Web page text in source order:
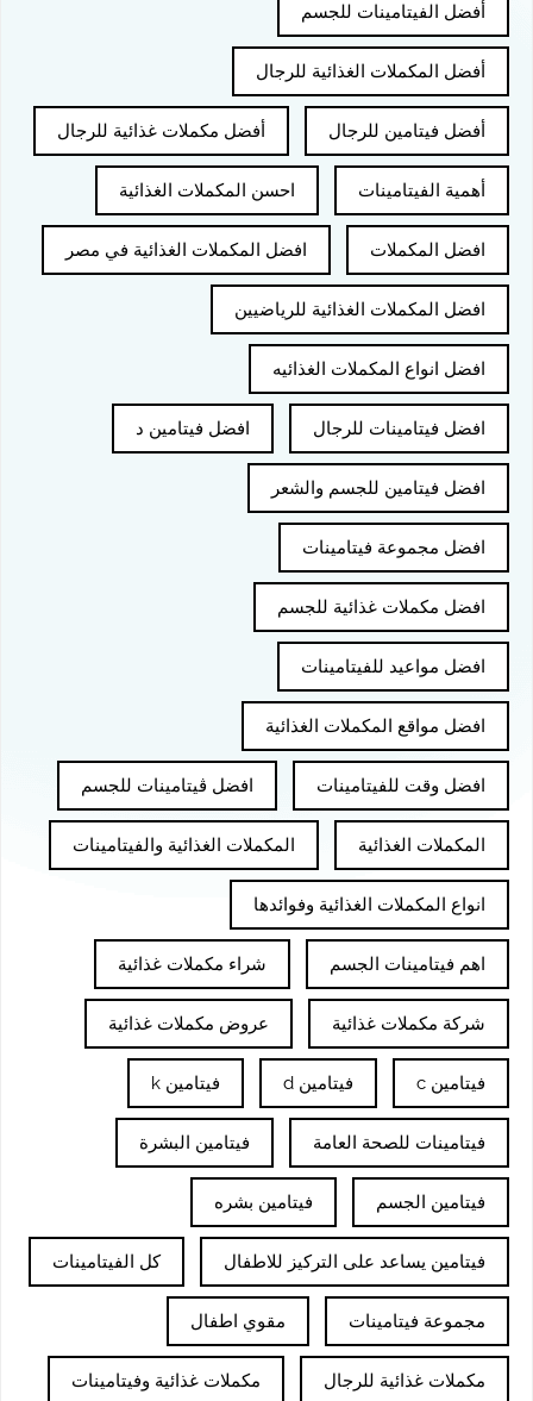
أفضل الفيتامينات للجسم
أفضل المكملات الغذائية للرجال
أفضل فيتامين للرجال أفضل مكملات غذائية للرجال
أهمية الفيتامينات احسن المكملات الغذائية
افضل المكملات افضل المكملات الغذائية في مصر
افضل المكملات الغذائية للرياضيين
افضل انواع المكملات الغذائيه
افضل فيتامينات للرجال افضل فيتامين د
افضل فيتامين للجسم والشعر
افضل مجموعة فيتامينات
افضل مكملات غذائية للجسم
افضل مواعيد للفيتامينات
افضل مواقع المكملات الغذائية
افضل وقت للفيتامينات افضل ڤيتامينات للجسم
المكملات الغذائية المكملات الغذائية والفيتامينات
انواع المكملات الغذائية وفوائدها
اهم فيتامينات الجسم شراء مكملات غذائية
شركة مكملات غذائية عروض مكملات غذائية
فيتامين c فيتامين d فيتامين k
فيتامينات للصحة العامة فيتامين البشرة
فيتامين الجسم فيتامين بشره
فيتامين يساعد على التركيز للاطفال كل الفيتامينات
مجموعة فيتامينات مقوي اطفال
مكملات غذائية للرجال مكملات غذائية وفيتامينات